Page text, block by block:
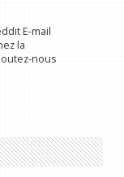
E-mail
la
nous